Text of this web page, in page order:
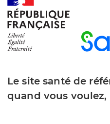
Le site santé de
quand vous